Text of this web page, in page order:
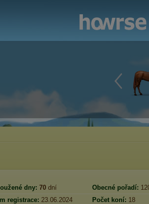
dny: 70 dní Obecné pořadí:
registrace: 23.06.2024 Počet koní: 18